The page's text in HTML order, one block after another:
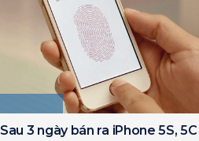
Sau 3 ngày bán ra iPhone 5S, 5C